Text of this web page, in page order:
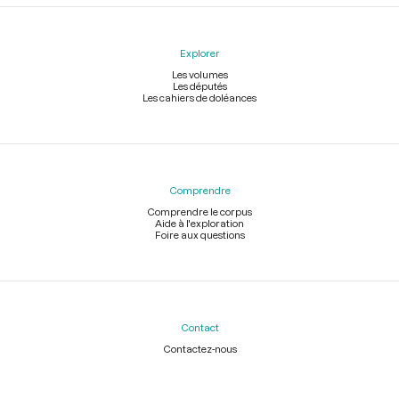
Explorer
Les volumes
Les députés
Les cahiers de doléances
Comprendre
Comprendre le corpus
Aide à l'exploration
Foire aux questions
Contact
Contactez-nous